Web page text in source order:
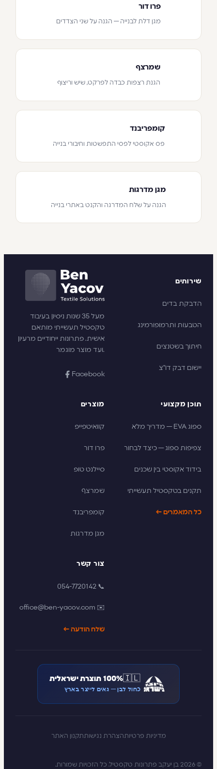
פרו דור
מגן דלת לבנייה — הגנה על שני הצדדים
שמרצף
הגנת רצפות כבדה לפרקט, שיש וריצוף
קומפריבנד
פס אקוסטי לפסי התפשטות וחיבורי בנייה
מגן מדרגות
הגנה על שלח המדרגה והקנט באתרי בנייה
מעל 35 שנות ניסיון בעיבוד
טקסטיל תעשייתי מותאם
אישית. פתרונות ייחודיים מרעיון
ועד מוצר מוגמר.
Facebook
שירותים
הדבקת בדים
הטבעות ותרמופורמינג
חיתוך בשטנצים
יישום דבק דו"צ
מוצרים
קוואיטפייפ
פרו דור
סיילנט טופ
שמרצף
קומפריבנד
מגן מדרגות
תוכן מקצועי
ספוג EVA — מדריך מלא
צפיפות ספוג — כיצד לבחור
בידוד אקוסטי בין שכנים
תקנים בטקסטיל תעשייתי
כל המאמרים ←
צור קשר
📞 054-7720142
✉️ office@ben-yacov.com
שלח הודעה ←
🇮🇱100% תוצרת ישראלית
כחול לבן — גאים לייצר בארץ
מדיניות פרטיותהצהרת נגישותתקנון האתר
© 2026 בן יעקב פתרונות טקסטיל. כל הזכויות שמורות.